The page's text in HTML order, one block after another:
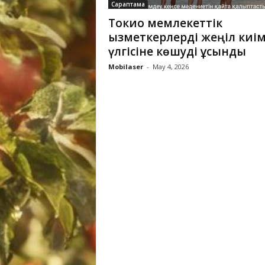
Сараптама
Токио мемлекеттік
қызметкерлерді жеңіл
үлгісіне көшуді ұсынды
Mobilaser - May 4, 2026